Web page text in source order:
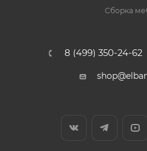
Сборка
8 (499) 350-24-62